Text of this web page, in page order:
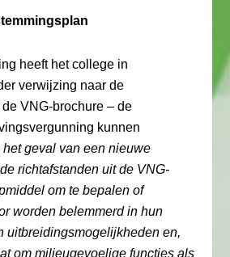
heeft het college in
verwijzing naar de
VNG-brochure – de
kunnen
het geval van een nieuwe
richtafstanden uit de VNG-
om te bepalen of
worden belemmerd in hun
uitbreidingsmogelijkheden en,
om milieugevoelige functies als